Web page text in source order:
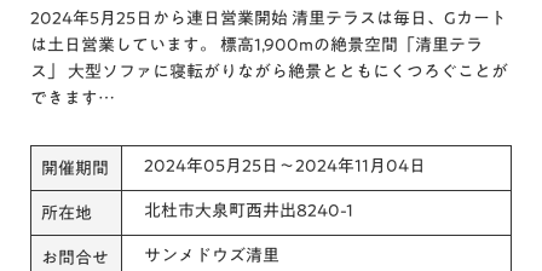
2024年5月25日から連日営業開始 清里テラスは毎日、Gカート
は土日営業しています。 標高1,900mの絶景空間「清里テラ
ス」 大型ソファに寝転がりながら絶景とともにくつろぐことが
できます…
開催期間 2024年05月25日～2024年11月04日
所在地 北杜市大泉町西井出8240-1
お問合せ
サンメドウズ清里